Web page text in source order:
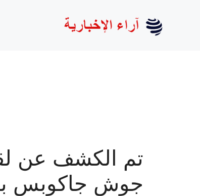
تم الكشف عن
جوش جاكوبس